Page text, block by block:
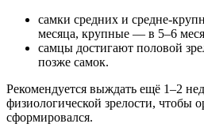
самки средних и средне-
месяца, крупные — в 5–6
самцы достигают половой
позже самок.
Рекомендуется выждать ещё 1–2
физиологической зрелости, чтобы
сформировался.